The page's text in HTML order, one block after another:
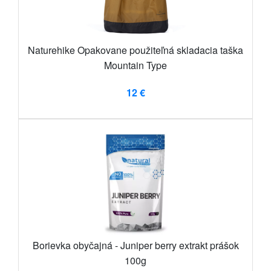
Naturehike Opakovane použiteľná skladacia taška
Mountain Type
12 €
Borievka obyčajná - Juniper berry extrakt prášok
100g